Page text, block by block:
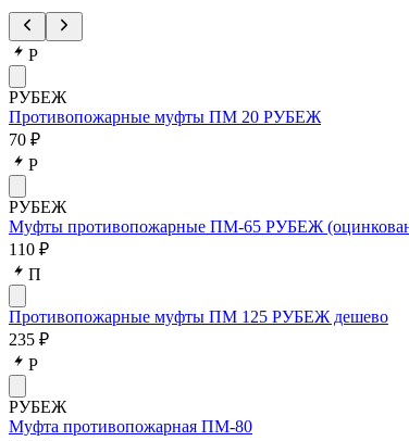
Р
РУБЕЖ
Противопожарные муфты ПМ 20 РУБЕЖ
70 ₽
Р
РУБЕЖ
Муфты противопожарные ПМ-65 РУБЕЖ
110 ₽
П
Противопожарные муфты ПМ 125 РУБЕЖ дешево
235 ₽
Р
РУБЕЖ
Муфта противопожарная ПМ-80